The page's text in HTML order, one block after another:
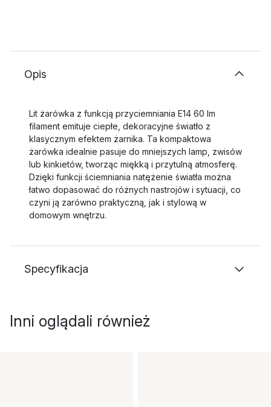
Opis
Lit żarówka z funkcją przyciemniania E14 60 lm
filament emituje ciepłe, dekoracyjne światło z
klasycznym efektem żarnika. Ta kompaktowa
żarówka idealnie pasuje do mniejszych lamp, zwisów
lub kinkietów, tworząc miękką i przytulną atmosferę.
Dzięki funkcji ściemniania natężenie światła można
łatwo dopasować do różnych nastrojów i sytuacji, co
czyni ją zarówno praktyczną, jak i stylową w
domowym wnętrzu.
Specyfikacja
Inni oglądali również